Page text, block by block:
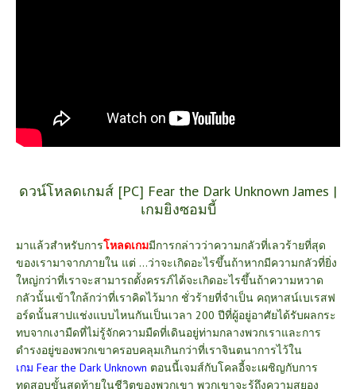
ดวน์โหลดเกมส์ [PC] Fear the Dark Unknown James |
เกมยิงซอมบี้
มาแล้วสำหรับการโหลดเกมมีการกล่าวว่าความกลัวที่เลวร้ายที่สุด
ของเรามาจากภายใน แต่ ...ว่าจะเกิดอะไรขึ้นถ้าหากมีความกลัวที่ยิ่ง
ใหญ่กว่าที่เราจะสามารถตั้งครรภ์ได้จะเกิดอะไรขึ้นถ้าความหวาด
กลัวนั้นเข้าใกล้กว่าที่เราคิดไว้มาก ชั่วร้ายที่จำเป็น คฤหาสน์เบเรสฟ
อร์ดนั้นสาปแช่งแบบไหนกันเป็นเวลา 200 ปีที่ผู้อยู่อาศัยได้รับผลกระ
ทบจากเงามืดที่ไม่รู้จักความมืดที่เดินอยู่ท่ามกลางพวกเราและการ
ดำรงอยู่ของพวกเขาครอบคลุมเกินกว่าที่เราจินตนาการไว้ใน
เกม Fear the Dark Unknown ตอนนี้เจมส์กับโคลอี้จะเผชิญกับการ
ทดสอบขั้นสุดท้ายในชีวิตของพวกเขา พวกเขาจะรู้ถึงความสยอง